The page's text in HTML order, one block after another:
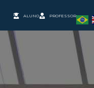
ALUNO PROFESSOR